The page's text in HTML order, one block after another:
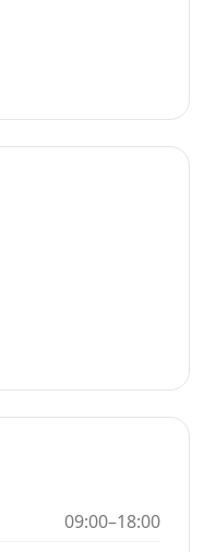
09:00–18:00